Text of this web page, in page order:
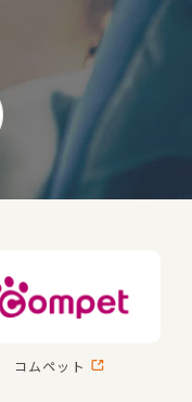
コムペット